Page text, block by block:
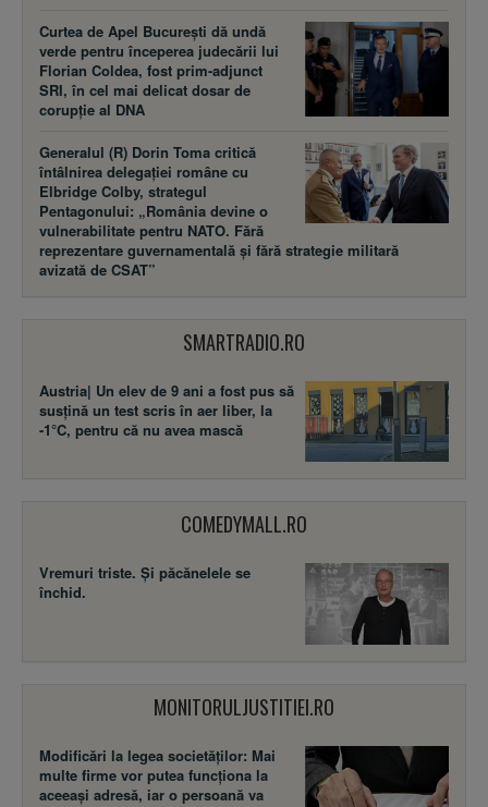
Curtea de Apel București dă undă
verde pentru începerea judecării lui
Florian Coldea, fost prim-adjunct
SRI, în cel mai delicat dosar de
corupție al DNA
Generalul (R) Dorin Toma critică
întâlnirea delegației române cu
Elbridge Colby, strategul
Pentagonului: „România devine o
vulnerabilitate pentru NATO. Fără
reprezentare guvernamentală și fără strategie militară
avizată de CSAT”
SMARTRADIO.RO
Austria| Un elev de 9 ani a fost pus să
susţină un test scris în aer liber, la
-1°C, pentru că nu avea mască
COMEDYMALL.RO
Vremuri triste. Şi păcănelele se
închid.
MONITORULJUSTITIEI.RO
Modificări la legea societăţilor: Mai
multe firme vor putea funcţiona la
aceeaşi adresă, iar o persoană va